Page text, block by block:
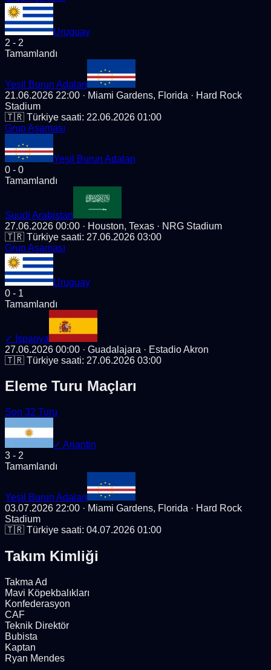
Uruguay
2 - 2
Tamamlandı
Yeşil Burun Adaları
21.06.2026 22:00 · Miami Gardens, Florida · Hard Rock
Stadium
🇹🇷 Türkiye saati: 22.06.2026 01:00
Grup Aşaması
Yeşil Burun Adaları
0 - 0
Tamamlandı
Suudi Arabistan
27.06.2026 00:00 · Houston, Texas · NRG Stadium
🇹🇷 Türkiye saati: 27.06.2026 03:00
Grup Aşaması
Uruguay
0 - 1
Tamamlandı
✓ İspanya
27.06.2026 00:00 · Guadalajara · Estadio Akron
🇹🇷 Türkiye saati: 27.06.2026 03:00
Eleme Turu Maçları
Son 32 Turu
✓ Arjantin
3 - 2
Tamamlandı
Yeşil Burun Adaları
03.07.2026 22:00 · Miami Gardens, Florida · Hard Rock
Stadium
🇹🇷 Türkiye saati: 04.07.2026 01:00
Takım Kimliği
Takma Ad
Mavi Köpekbalıkları
Konfederasyon
CAF
Teknik Direktör
Bubista
Kaptan
Ryan Mendes